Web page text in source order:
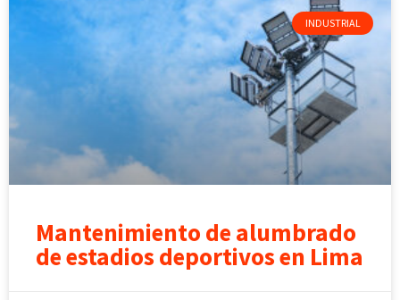
INDUSTRIAL
Mantenimiento de alumbrado
de estadios deportivos en Lima